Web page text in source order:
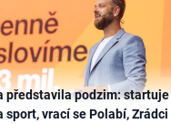
představila podzim: startuje
sport, vrací se Polabí, Zrádci